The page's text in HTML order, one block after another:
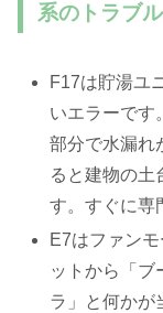
系のトラブル
F17は貯湯ユ
いエラーです
部分で水漏れ
ると建物の土
す。すぐに専
E7はファン
ットから「ブ
ラ」と何かが